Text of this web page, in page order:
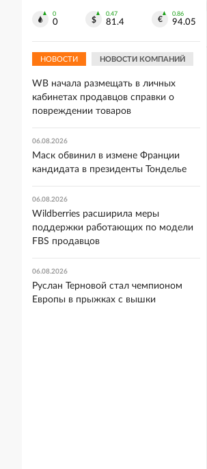
0
0
0.47
81.4
0.86
94.05
НОВОСТИ НОВОСТИ КОМПАНИЙ
Синоптик Позднякова: 7 августа
может стать последним жарким
WB начала размещать в личных
кабинетах продавцов справки о
повреждении товаров
06.08.2026
Маск обвинил в измене Франции
кандидата в президенты Тонделье
06.08.2026
Wildberries расширила меры
поддержки работающих по модели
FBS продавцов
06.08.2026
Руслан Терновой стал чемпионом
Европы в прыжках с вышки